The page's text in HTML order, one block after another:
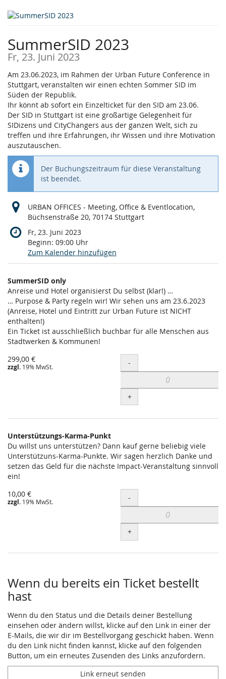
Zum
Haupt-
springen
SummerSID 2023
Fr, 23. Juni 2023
Am 23.06.2023, im Rahmen der Urban Future Conference in
Stuttgart, veranstalten wir einen echten Sommer SID im
Süden der Republik.
Ihr könnt ab sofort ein Einzelticket für den SID am 23.06.
Der SID in Stuttgart ist eine großartige Gelegenheit für
SIDizens und CityChangers aus der ganzen Welt, sich zu
treffen und ihre Erfahrungen, ihr Wissen und ihre Motivation
auszutauschen.
Der Buchungszeitraum für diese Veranstaltung
ist beendet.
URBAN OFFICES - Meeting, Office & Eventlocation,
Büchsenstraße 20, 70174 Stuttgart
Fr, 23. Juni 2023
Beginn: 09:00 Uhr
Zum Kalender hinzufügen
Produkte
Unkategorisierte
Produkte
SummerSID only
Anreise und Hotel organisierst Du selbst (klar!) …
… Purpose & Party regeln wir! Wir sehen uns am 23.6.2023
(Anreise, Hotel und Eintritt zur Urban Future ist NICHT
enthalten!)
Ein Ticket ist ausschließlich buchbar für alle Menschen aus
Stadtwerken & Kommunen!
299,00 €
zzgl. 19% MwSt. Menge
-
+
Unterstützungs-Karma-Punkt
Du willst uns unterstützen? Dann kauf gerne beliebig viele
Unterstützuns-Karma-Punkte. Wir sagen herzlich Danke und
setzen das Geld für die nächste Impact-Veranstaltung sinnvoll
ein!
10,00 €
zzgl. 19% MwSt. Menge
-
+
Wenn du bereits ein Ticket bestellt
hast
Wenn du den Status und die Details deiner Bestellung
einsehen oder ändern willst, klicke auf den Link in einer der
E-Mails, die wir dir im Bestellvorgang geschickt haben. Wenn
du den Link nicht finden kannst, klicke auf den folgenden
Button, um ein erneutes Zusenden des Links anzufordern.
Link erneut senden